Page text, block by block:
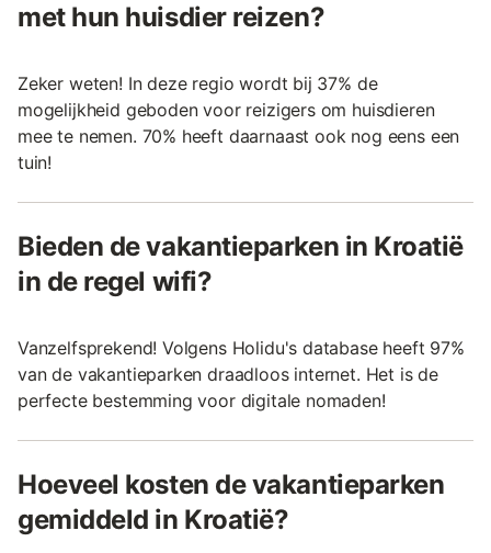
met hun huisdier reizen?
Zeker weten! In deze regio wordt bij 37% de
mogelijkheid geboden voor reizigers om huisdieren
mee te nemen. 70% heeft daarnaast ook nog eens een
tuin!
Bieden de vakantieparken in Kroatië
in de regel wifi?
Vanzelfsprekend! Volgens Holidu's database heeft 97%
van de vakantieparken draadloos internet. Het is de
perfecte bestemming voor digitale nomaden!
Hoeveel kosten de vakantieparken
gemiddeld in Kroatië?